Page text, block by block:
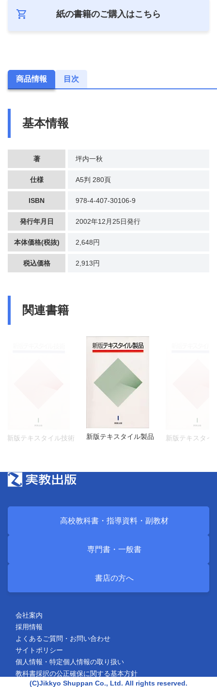
紙の書籍のご購入はこちら
商品情報 目次
基本情報
著 坪内一秋
仕様 A5判 280頁
ISBN 978-4-407-30106-9
発行年月日 2002年12月25日発行
本体価格(税抜) 2,648円
税込価格 2,913円
関連書籍
新版テキスタイル技術 新版テキスタイル製品 新版テキスタイ
高校教科書・ 指導資料・ 副教材
専門書・ 一般書
書店の方へ
会社案内
採用情報
よくあるご質問・お問い合わせ
サイトポリシー
個人情報・特定個人情報の取り扱い
教科書採択の公正確保に関する基本方針
(C)Jikkyo Shuppan Co., Ltd. All rights reserved.